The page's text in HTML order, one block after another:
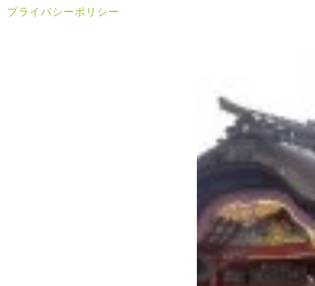
プライバシーポリシー